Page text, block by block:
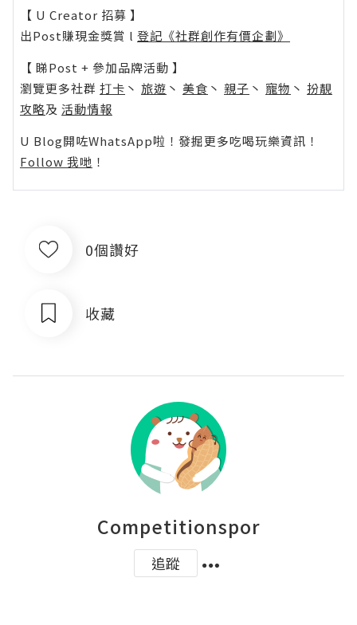
【 U Creator 招募 】
出Post賺現金獎賞 l 登記《社群創作有價企劃》
【 睇Post + 參加品牌活動 】
瀏覽更多社群 打卡 丶 旅遊 丶 美食 丶 親子 丶 寵物 丶 扮靚
攻略及 活動情報
U Blog開咗WhatsApp啦！發掘更多吃喝玩樂資訊！
Follow 我哋 ！
0個讚好
收藏
Competitionspor
追蹤